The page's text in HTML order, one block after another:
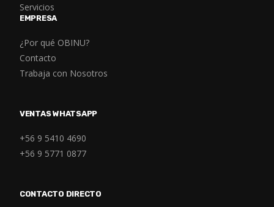
Servicios
EMPRESA
¿Por qué OBINU?
Contacto
Trabaja con Nosotros
VENTAS WHATSAPP
+56 9 5410 4690
+56 9 5771 0877
CONTACTO DIRECTO